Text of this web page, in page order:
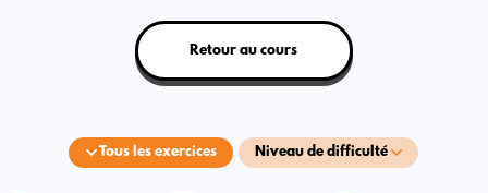
Tous les exercices Niveau de difficulté
Retour au cours